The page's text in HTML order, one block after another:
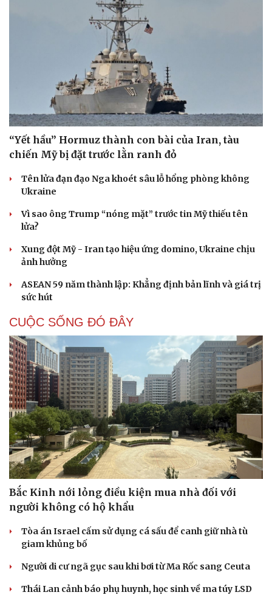
Cải chính
“Yết hầu” Hormuz thành con bài của Iran, tàu
chiến Mỹ bị đặt trước lằn ranh đỏ
Tên lửa đạn đạo Nga khoét sâu lỗ hổng phòng không
Ukraine
Vì sao ông Trump “nóng mặt” trước tin Mỹ thiếu tên
lửa?
Xung đột Mỹ - Iran tạo hiệu ứng domino, Ukraine chịu
ảnh hưởng
ASEAN 59 năm thành lập: Khẳng định bản lĩnh và giá trị
sức hút
CUỘC SỐNG ĐÓ ĐÂY
Bắc Kinh nới lỏng điều kiện mua nhà đối với
người không có hộ khẩu
Tòa án Israel cấm sử dụng cá sấu để canh giữ nhà tù
giam khủng bố
Người di cư ngã gục sau khi bơi từ Ma Rốc sang Ceuta
Thái Lan cảnh báo phụ huynh, học sinh về ma túy LSD